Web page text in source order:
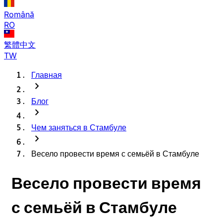
Română
RO
繁體中文
TW
Главная
chevron_right
Блог
chevron_right
Чем заняться в Стамбуле
chevron_right
Весело провести время с семьёй в Стамбуле
Весело провести время
с семьёй в Стамбуле